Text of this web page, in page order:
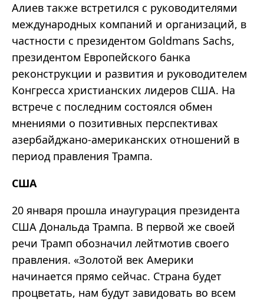
Алиев также встретился с руководителями
международных компаний и организаций, в
частности с президентом Goldmans Sachs,
президентом Европейского банка
реконструкции и развития и руководителем
Конгресса христианских лидеров США. На
встрече с последним состоялся обмен
мнениями о позитивных перспективах
азербайджано-американских отношений в
период правления Трампа.
США
20 января прошла инаугурация президента
США Дональда Трампа. В первой же своей
речи Трамп обозначил лейтмотив своего
правления. «Золотой век Америки
начинается прямо сейчас. Страна будет
процветать, нам будут завидовать во всем